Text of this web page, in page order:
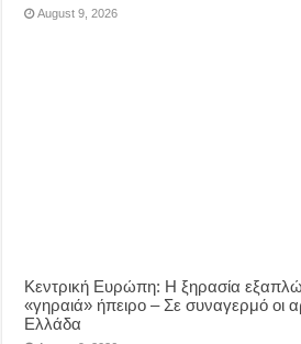
August 9, 2026
Κεντρική Ευρώπη: Η ξηρασία
«γηραιά» ήπειρο – Σε συναγερμό οι
Ελλάδα